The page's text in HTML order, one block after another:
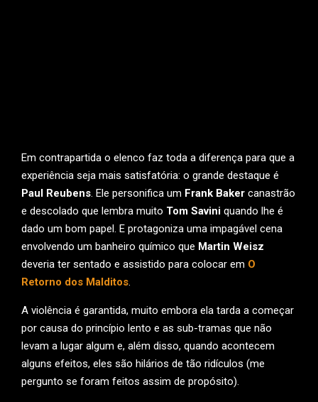
Em contrapartida o elenco faz toda a diferença para que a
experiência seja mais satisfatória: o grande destaque é
Paul Reubens. Ele personifica um Frank Baker canastrão
e descolado que lembra muito Tom Savini quando lhe é
dado um bom papel. E protagoniza uma impagável cena
envolvendo um banheiro químico que Martin Weisz
deveria ter sentado e assistido para colocar em O
Retorno dos Malditos.
A violência é garantida, muito embora ela tarda a começar
por causa do princípio lento e as sub-tramas que não
levam a lugar algum e, além disso, quando acontecem
alguns efeitos, eles são hilários de tão ridículos (me
pergunto se foram feitos assim de propósito).